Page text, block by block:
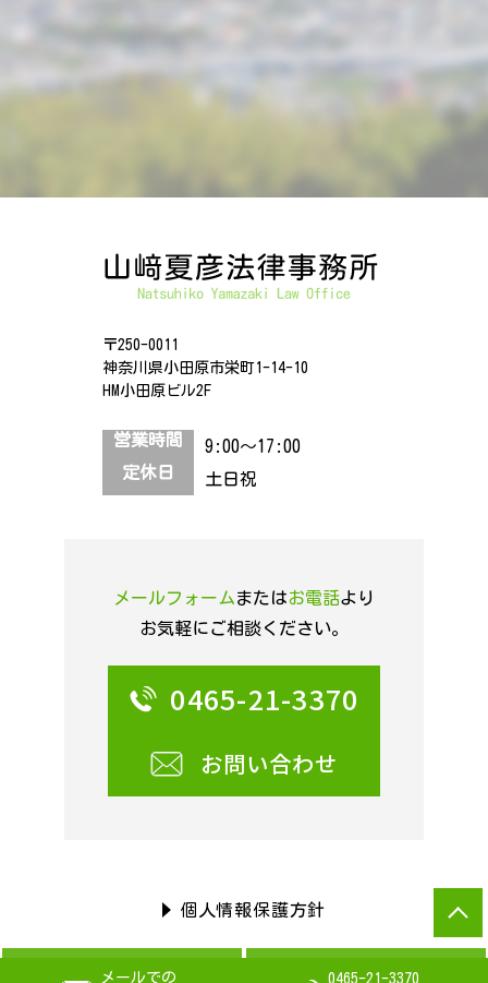
メールでの 0465-21-3370
〒250-0011
神奈川県小田原市栄町1-14-10
HM小田原ビル2F
営業時間
9:00～17:00
定休日
土日祝
メールフォームまたはお電話より
お気軽にご相談ください。
0465-21-3370
お問い合わせ
個人情報保護方針